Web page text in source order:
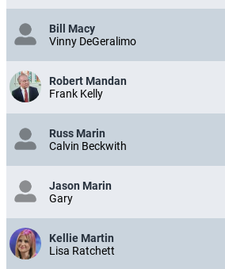
Bill Macy
Vinny DeGeralimo
Robert Mandan
Frank Kelly
Russ Marin
Calvin Beckwith
Jason Marin
Gary
Kellie Martin
Lisa Ratchett